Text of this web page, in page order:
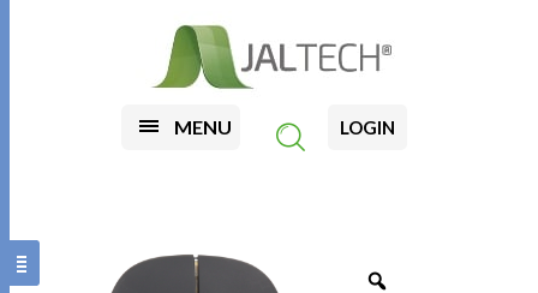
MENU LOGIN